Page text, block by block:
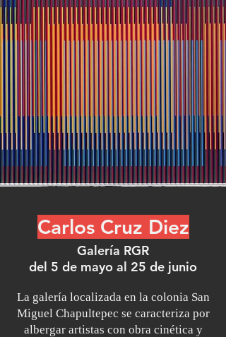
Carlos Cruz Diez
Galería RGR
del 5 de mayo al 25 de junio
La galería localizada en la colonia San
Miguel Chapultepec se caracteriza por
albergar artistas con obra cinética y